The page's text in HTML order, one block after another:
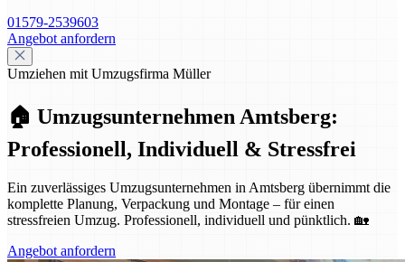
01579-2539603
Angebot anfordern
Umziehen mit Umzugsfirma Müller
🏠 Umzugsunternehmen Amtsberg:
Professionell, Individuell & Stressfrei
Ein zuverlässiges Umzugsunternehmen in Amtsberg übernimmt die
komplette Planung, Verpackung und Montage – für einen
stressfreien Umzug. Professionell, individuell und pünktlich. 🏡
Angebot anfordern